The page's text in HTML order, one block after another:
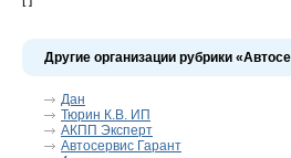
Другие организации рубрики
Дан
Тюрин К.В. ИП
АКПП Эксперт
Автосервис Гарант